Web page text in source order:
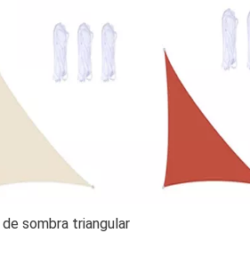
sombra triangular